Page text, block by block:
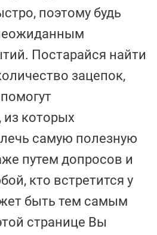
поэтому будь
Постарайся найти
зацепок,
которых
самую полезную
путем допросов и
кто встретится у
быть тем самым
странице Вы